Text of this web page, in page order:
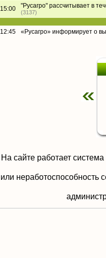
15:00 "Русагро" рассчитывает в
(3137)
12:45 «Русагро» информирует о
На сайте работает
или неработоспособность